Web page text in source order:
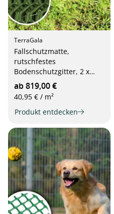
TerraGala
Fallschutzmatte,
rutschfestes
Bodenschutzgitter, 2 x
10m
ab 819,00 €
40,95 € / m²
Produkt entdecken